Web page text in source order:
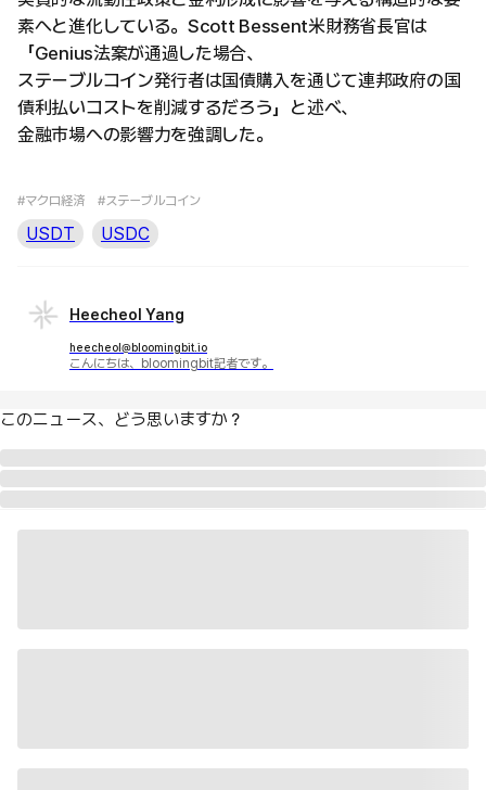
素へと進化している。Scott Bessent米財務省長官は
「Genius法案が通過した場合、
ステーブルコイン発行者は国債購入を通じて連邦政府の国
債利払いコストを削減するだろう」と述べ、
金融市場への影響力を強調した。
#マクロ経済 #ステーブルコイン
USDT USDC
Heecheol Yang
heecheol@bloomingbit.io
こんにちは、bloomingbit記者です。
このニュース、どう思いますか？